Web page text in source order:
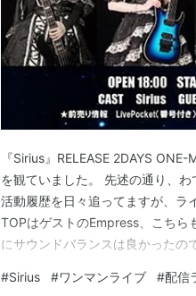
『Sirius』RELEASE 2DAYS
を観ていました。 先述の通り、わ
活動履歴を日々追ってますが、ラ
TOPはゲストのEmpress、こちら
にサウンドバランスは良かった
Vo.も所々割れ気味（※）でした。
#Sirius #ワンマンライブ #配信